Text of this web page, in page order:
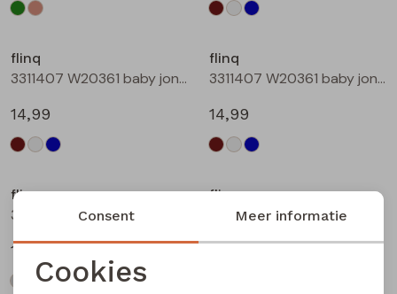
flinq
3311407 W20361 baby jongens sweater Roest
14,99
flinq
3311407 W20361 baby jongens sweater Petrol
14,99
flinq
12,99
flinq
12,99
Noodzakelijke cookies
Consent Meer informatie
Cookies